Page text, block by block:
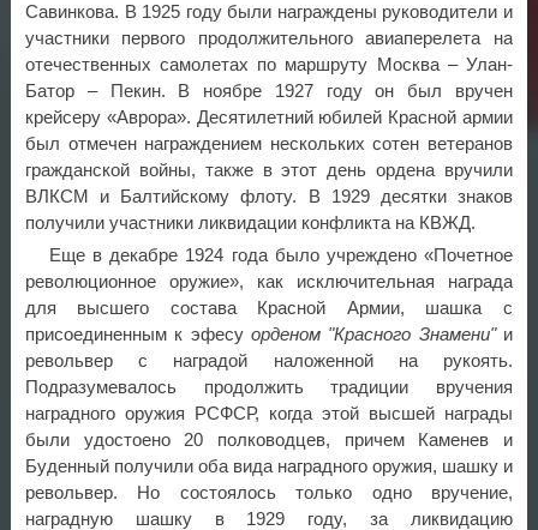
Савинкова. В 1925 году были награждены руководители и
участники первого продолжительного авиаперелета на
отечественных самолетах по маршруту Москва – Улан-
Батор – Пекин. В ноябре 1927 году он был вручен
крейсеру «Аврора». Десятилетний юбилей Красной армии
был отмечен награждением нескольких сотен ветеранов
гражданской войны, также в этот день ордена вручили
ВЛКСМ и Балтийскому флоту. В 1929 десятки знаков
получили участники ликвидации конфликта на КВЖД.
Еще в декабре 1924 года было учреждено «Почетное
революционное оружие», как исключительная награда
для высшего состава Красной Армии, шашка с
присоединенным к эфесу орденом "Красного Знамени"и
револьвер с наградой наложенной на рукоять.
Подразумевалось продолжить традиции вручения
наградного оружия РСФСР, когда этой высшей награды
были удостоено 20 полководцев, причем Каменев и
Буденный получили оба вида наградного оружия, шашку и
револьвер. Но состоялось только одно вручение,
наградную шашку в 1929 году, за ликвидацию